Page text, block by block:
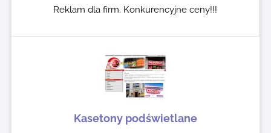
Reklam dla firm. Konkurencyjne ceny!!!
Kasetony podświetlane